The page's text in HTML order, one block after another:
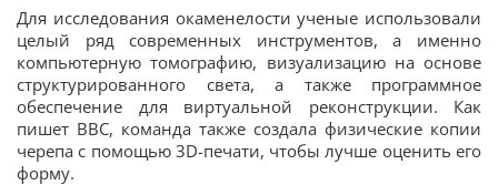
Для исследования окаменелости ученые использовали
целый ряд современных инструментов, а именно
компьютерную томографию, визуализацию на основе
структурированного света, а также программное
обеспечение для виртуальной реконструкции. Как
пишет BBC, команда также создала физические копии
черепа с помощью 3D-печати, чтобы лучше оценить его
форму.